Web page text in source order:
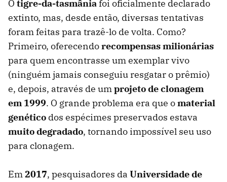
O tigre-da-tasmâniafoi oficialmente declarado
extinto, mas, desde então, diversas tentativas
foram feitas para trazê-lo de volta. Como?
Primeiro, oferecendorecompensas milionárias
para quem encontrasse um exemplar vivo
(ninguém jamais conseguiu resgatar o prêmio)
e, depois, através de umprojeto de clonagem
em 1999. O grande problema era que omaterial
genético dos espécimes preservados estava
muito degradado, tornando impossível seu uso
para clonagem.
Em2017, pesquisadores da Universidade de